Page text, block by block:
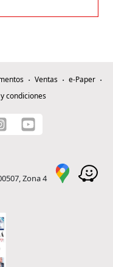
Ventas
e-Paper
condiciones
Zona 4